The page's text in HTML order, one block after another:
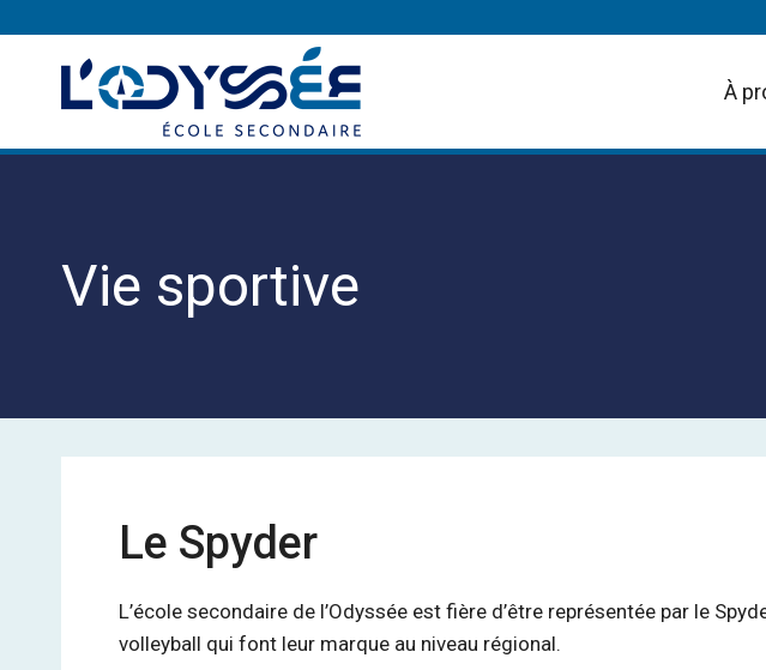
À
Vie sportive
Le Spyder
L’école secondaire de l’Odyssée est fière d’être représentée par le
volleyball qui font leur marque au niveau régional.